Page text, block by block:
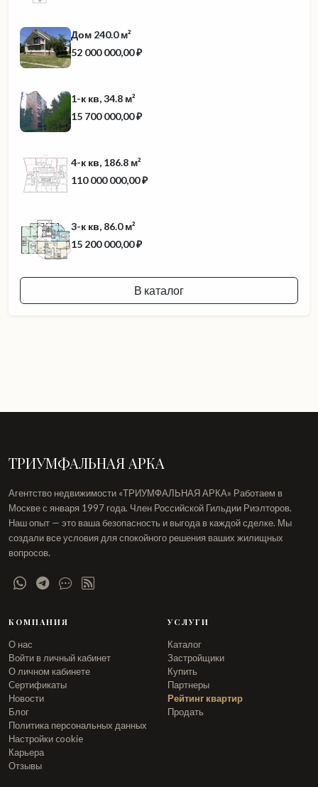
Дом 240.0 м²
52 000 000,00 ₽
1-к кв, 34.8 м²
15 700 000,00 ₽
4-к кв, 186.8 м²
110 000 000,00 ₽
3-к кв, 86.0 м²
15 200 000,00 ₽
В каталог
ТРИУМФАЛЬНАЯ АРКА
Агентство недвижимости «ТРИУМФАЛЬНАЯ АРКА» Работаем в
Москве с января 1997 года. Член Российской Гильдии Риэлторов.
Наш опыт — это ваша безопасность и выгода в каждой сделке. Мы
создали все условия для спокойного решения ваших жилищных
вопросов.
КОМПАНИЯ
О нас
Войти в личный кабинет
О личном кабинете
Сертификаты
Новости
Блог
Политика персональных данных
Настройки cookie
Карьера
Отзывы
УСЛУГИ
Каталог
Застройщики
Купить
Партнеры
Рейтинг квартир
Продать